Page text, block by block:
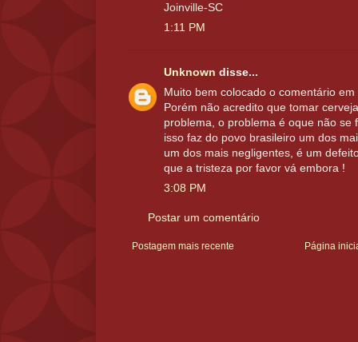
Joinville-SC
1:11 PM
Unknown disse...
Muito bem colocado o comentário
Porém não acredito que tomar
problema, o problema é oque não se
isso faz do povo brasileiro um dos
um dos mais negligentes, é um
que a tristeza por favor vá embora !
3:08 PM
Postar um comentário
Postagem mais recente Página